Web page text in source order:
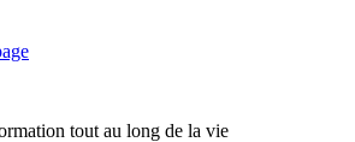
tout au long de la vie